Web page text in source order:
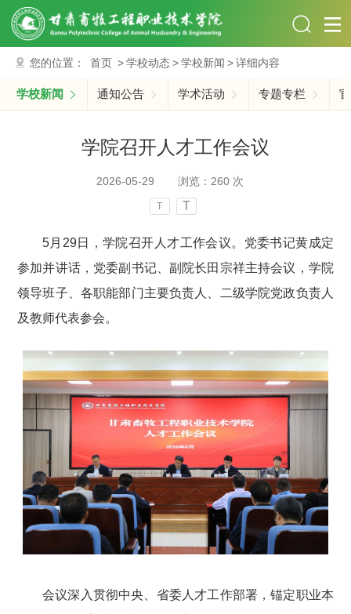
您的位置： 首页 >学校动态>学校新闻 >详细内容
学校新闻 通知公告 学术活动 专题专栏
学院召开人才工作会议
2026-05-29 浏览： 260次
T T
5月 29日，学院召开人才工作会议。党委书记黄成定
参加并讲话，党委副书记、副院长田宗祥主持会议，学院
领导班子、各职能部门主要负责人、二级学院党政负责人
及教师代表参会。
会议深入贯彻中央、省委人才工作部署，锚定职业本